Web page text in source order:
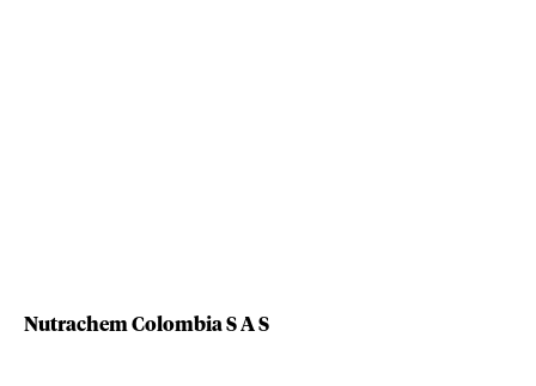
Nutrachem Colombia S A S